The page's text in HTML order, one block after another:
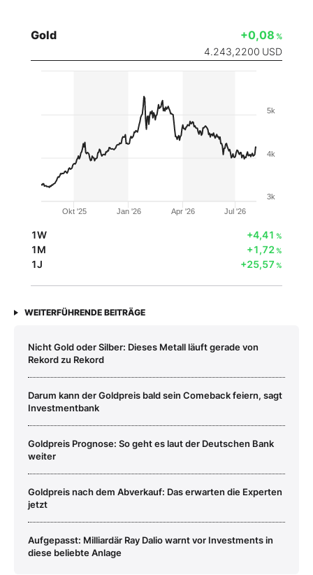
Gold +0,08 %
4.243,2200 USD
Okt '25 Jan '26 Apr '26 Jul '26
3k
4k
5k
1W +4,41 %
1M +1,72%
1J +25,57 %
WEITERFÜHRENDE BEITRÄGE
Nicht Gold oder Silber: Dieses Metall läuft gerade von
Rekord zu Rekord
Darum kann der Goldpreis bald sein Comeback feiern, sagt
Investmentbank
Goldpreis Prognose: So geht es laut der Deutschen Bank
weiter
Goldpreis nach dem Abverkauf: Das erwarten die Experten
jetzt
Aufgepasst: Milliardär Ray Dalio warnt vor Investments in
diese beliebte Anlage